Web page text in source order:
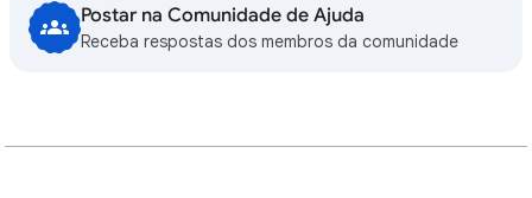
Postar na Comunidade de Ajuda
Receba respostas dos membros da comunidade